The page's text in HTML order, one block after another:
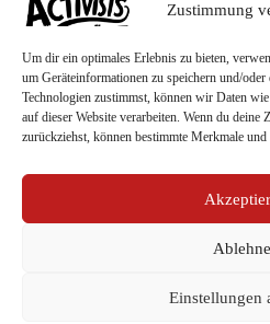
Zustimmung
Um dir ein optimales Erlebnis zu bieten,
um Geräteinformationen zu speichern und/
Technologien zustimmst, können wir Daten
auf dieser Website verarbeiten. Wenn du deine
zurückziehst, können bestimmte Merkmale
Einstellungen
Werde Teil des The